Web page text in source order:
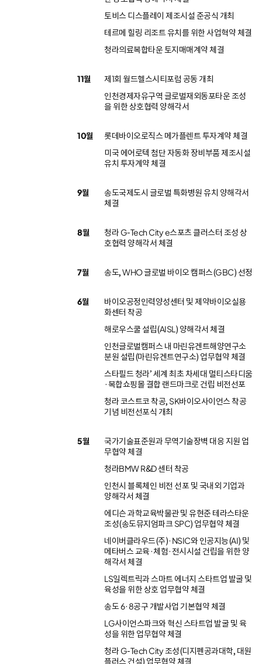
토비스 디스플레이 제조시설 준공식 개최
테르메 힐링 리조트 유치를 위한 사업혁약 체결
청라의료복합타운 토지매매계약 체결
11월
제1회 월드헬스시티포럼 공동 개최
인천경제자유구역 글로벌재외동포타운 조성
을 위한 상호협력 양해각서
10월
롯데바이오로직스 메가플렌트 투자계약 체결
미국 에어로텍 첨단 자동화 장비부품 제조시설
유치 투자계약 체결
9월
송도국제도시 글로벌 특화병원 유치 양해각서
체결
8월
청라 G-Tech City e스포츠 클러스터 조성 상
호협력 양해각서 체결
7월 송도, WHO 글로벌 바이오 캠퍼스(GBC) 선정
6월
바이오공정인력양성센터 및 제약바이오실용
화센터 착공
해로우스쿨 설립(AISL) 양해각서 체결
인천글로벌캠퍼스 내 마린유겐트해양연구소
분원 설립(마린유겐트연구소) 업무협약 체결
스타필드 청라’ 세계 최초 차세대 멀티스타디움
·복합쇼핑몰 결합 랜드마크로 건립 비전선포
청라 코스트코 착공, SK바이오사이언스 착공
기념 비전선포식 개최
5월
국가기술표준원과 무역기술장벽 대응 지원 업
무협약 체결
청라BMW R&D 센터 착공
인천시 블록체인 비전 선포 및 국내외 기업과
양해각서 체결
에디슨 과학교육박물관 및 유현준 테라스타운
조성(송도뮤지엄파크 SPC) 업무협약 체결
네이버클라우드(주)·NSIC와 인공지능(AI) 및
메타버스 교육·체험·전시시설 건립을 위한 양
해각서 체결
LS일렉트릭과 스마트 에너지 스타트업 발굴 및
육성을 위한 상호 업무협약 체결
송도 6·8공구 개발사업 기본협약 체결
LG사이언스파크와 혁신 스타트업 발굴 및 육
성을 위한 업무협약 체결
청라 G-Tech City 조성(디지펜공과대학, 대원
플러스 건설) 업무협약 체결